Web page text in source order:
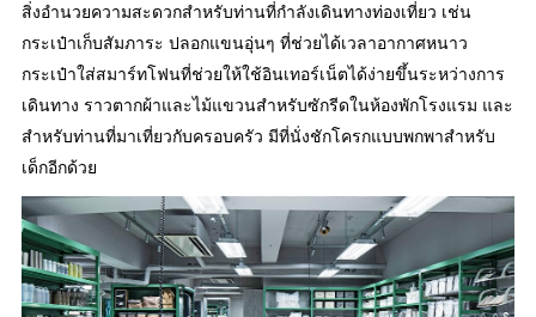
สิ่งอำนวยความสะดวกสำหรับท่านที่กำลังเดินทางท่องเที่ยว เช่น
กระเป๋าเก็บสัมภาระ ปลอกแขนอุ่นๆ ที่ช่วยได้เวลาอากาศหนาว
กระเป๋าใส่สมาร์ทโฟนที่ช่วยให้ใช้อินเทอร์เน็ตได้ง่ายขึ้นระหว่างการ
เดินทาง ราวตากผ้าและไม้แขวนสำหรับซักรีดในห้องพักโรงแรม และ
สำหรับท่านที่มาเที่ยวกับครอบครัว มีที่นั่งชักโครกแบบพกพาสำหรับ
เด็กอีกด้วย